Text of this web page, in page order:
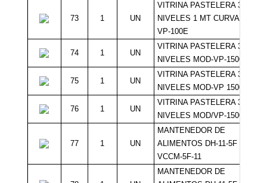
73 1 UN
VITRINA PASTELERA 3
NIVELES 1 MT CURVA ECO
VP-100E
74 1 UN
VITRINA PASTELERA 3
NIVELES MOD-VP-1500R2
75 1 UN
VITRINA PASTELERA 3
NIVELES MOD-VP 1500R2
76 1 UN
VITRINA PASTELERA 3
NIVELES MOD/VP-1500R2
77 1 UN
MANTENEDOR DE
ALIMENTOS DH-11-5F /
VCCM-5F-11
MANTENEDOR DE